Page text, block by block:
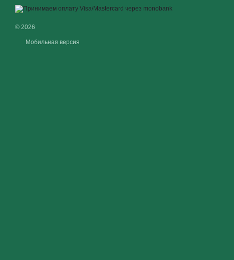
© 2026
Мобильная версия